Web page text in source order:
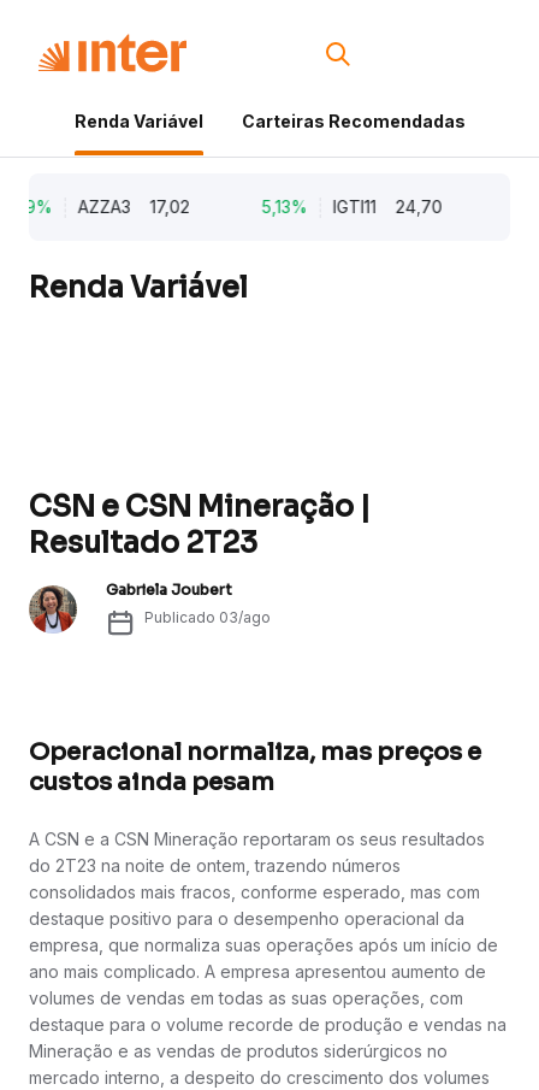
Renda Variável Carteiras Recomendadas
AZZA3 17,02 5,13% IGTI11 24,70
Renda Variável
CSN e CSN Mineração |
Resultado 2T23
Gabriela Joubert
Publicado 03/ago
Operacional normaliza, mas preços e
custos ainda pesam
A CSN e a CSN Mineração reportaram os seus resultados
do 2T23 na noite de ontem, trazendo números
consolidados mais fracos, conforme esperado, mas com
destaque positivo para o desempenho operacional da
empresa, que normaliza suas operações após um início de
ano mais complicado. A empresa apresentou aumento de
volumes de vendas em todas as suas operações, com
destaque para o volume recorde de produção e vendas na
Mineração e as vendas de produtos siderúrgicos no
mercado interno, a despeito do crescimento dos volumes